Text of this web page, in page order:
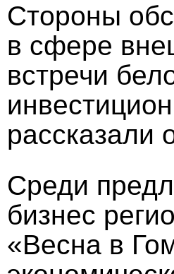
Стороны
в сфере
встречи
рассказали
Среди
бизнес
«Весна в